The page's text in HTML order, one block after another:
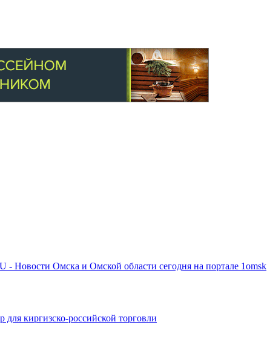
- Новости Омска и Омской области сегодня на портале 1omsk
киргизско-российской торговли